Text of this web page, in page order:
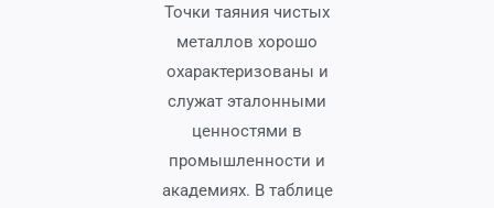
Точки таяния чистых
металлов хорошо
охарактеризованы и
служат эталонными
ценностями в
промышленности и
академиях. В таблице